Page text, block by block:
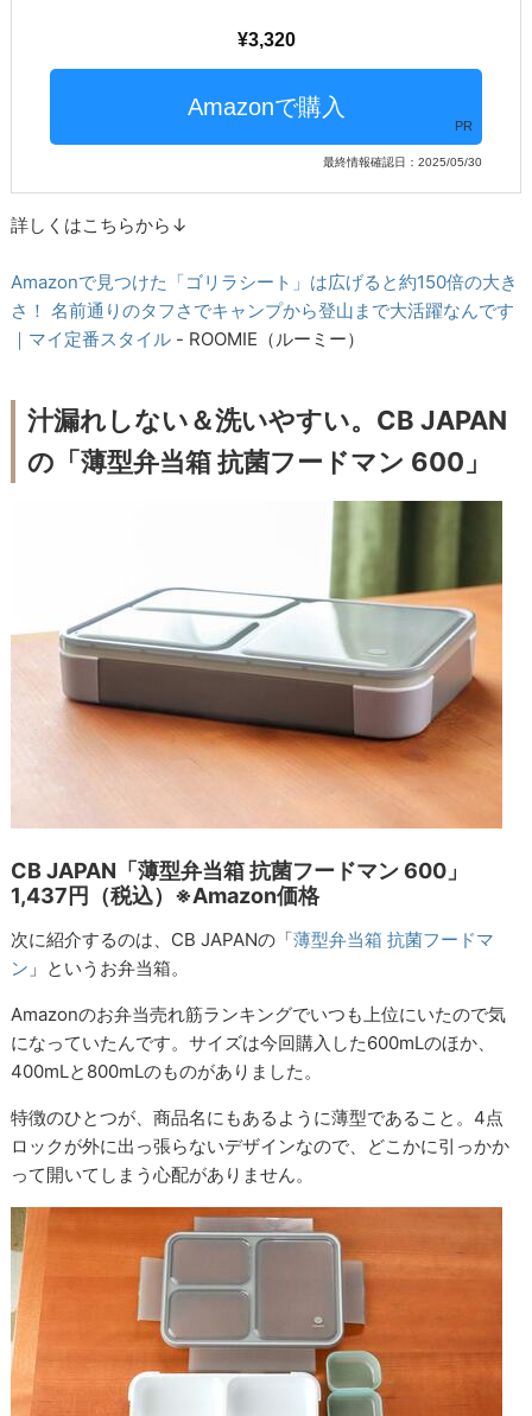
3,320
PR
最終情報確認日：2025/05/30
詳しくはこちらから↓
Amazonで見つけた「ゴリラシート」は広げると約150倍の大き
さ！ 名前通りのタフさでキャンプから登山まで大活躍なんです
｜マイ定番スタイル - ROOMIE（ルーミー）
汁漏れしない＆洗いやすい。CB JAPAN
の「薄型弁当箱 抗菌フードマン 600」
CB JAPAN「薄型弁当箱 抗菌フードマン 600」
1,437円（税込）※Amazon価格
次に紹介するのは、CB JAPANの「薄型弁当箱 抗菌フードマ
ン 」というお弁当箱。
Amazonのお弁当売れ筋ランキングでいつも上位にいたので気
になっていたんです。サイズは今回購入した600mLのほか、
400mLと800mLのものがありました。
特徴のひとつが、商品名にもあるように薄型であること。4点
ロックが外に出っ張らないデザインなので、どこかに引っかか
って開いてしまう心配がありません。